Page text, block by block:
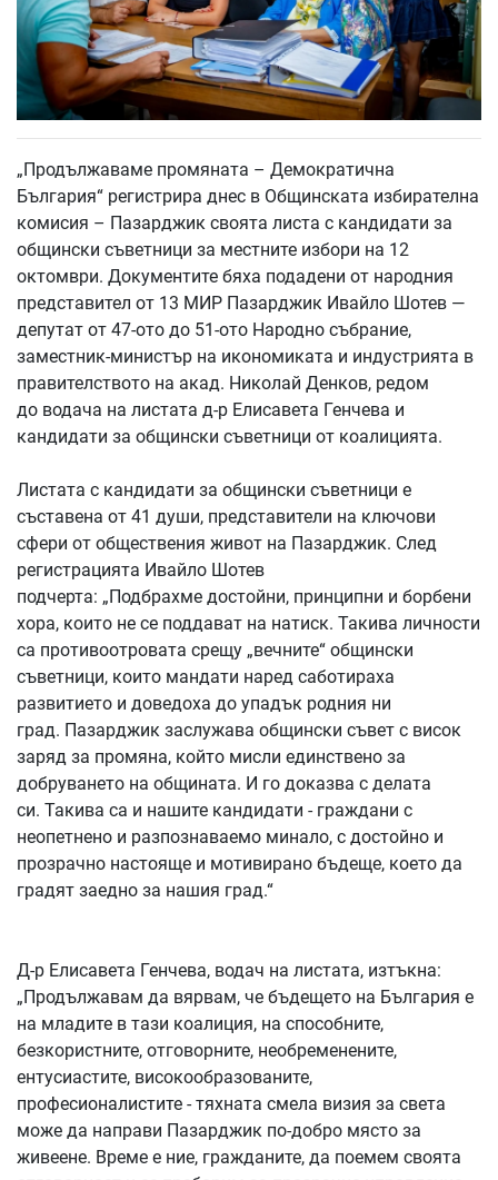
„Продължаваме промяната – Демократична
България“ регистрира днес в Общинската избирателна
комисия – Пазарджик своята листа с кандидати за
общински съветници за местните избори на 12
октомври. Документите бяха подадени от народния
представител от 13 МИР Пазарджик Ивайло Шотев —
депутат от 47-ото до 51-ото Народно събрание,
заместник-министър на икономиката и индустрията в
правителството на акад. Николай Денков, редом
до водача на листата д-р Елисавета Генчева и
кандидати за общински съветници от коалицията.
Листата с кандидати за общински съветници е
съставена от 41 души, представители на ключови
сфери от обществения живот на Пазарджик. След
регистрацията Ивайло Шотев
подчерта: „Подбрахме достойни, принципни и борбени
хора, които не се поддават на натиск. Такива личности
са противоотровата срещу „вечните“ общински
съветници, които мандати наред саботираха
развитието и доведоха до упадък родния ни
град. Пазарджик заслужава общински съвет с висок
заряд за промяна, който мисли единствено за
добруването на общината. И го доказва с делата
си. Такива са и нашите кандидати - граждани с
неопетнено и разпознаваемо минало, с достойно и
прозрачно настояще и мотивирано бъдеще, което да
градят заедно за нашия град.“
Д-р Елисавета Генчева, водач на листата, изтъкна:
„Продължавам да вярвам, че бъдещето на България е
на младите в тази коалиция, на способните,
безкористните, отговорните, необременените,
ентусиастите, високообразованите,
професионалистите - тяхната смела визия за света
може да направи Пазарджик по-добро място за
живеене. Време е ние, гражданите, да поемем своята